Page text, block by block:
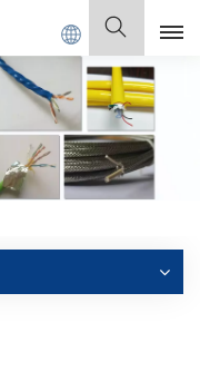
Français